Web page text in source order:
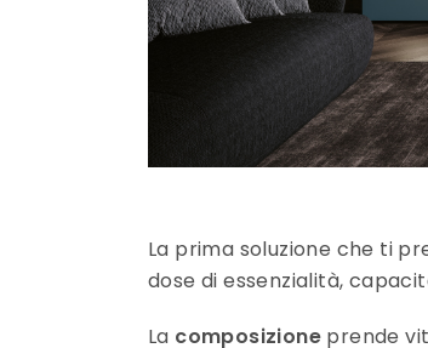
La prima soluzione che ti
dose di essenzialità,
La composizione prende